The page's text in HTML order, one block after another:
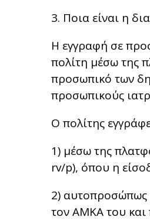
3. Ποια είναι η
Η εγγραφή σε
πολίτη μέσω της
προσωπικό των
προσωπικούς
Ο πολίτης
1) μέσω της
rv/p), όπου η
2) αυτοπροσώπως
τον ΑΜΚΑ του και